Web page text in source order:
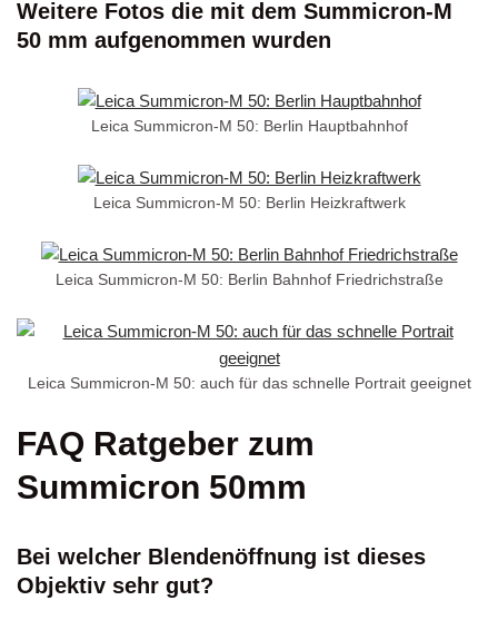
Weitere Fotos die mit dem Summicron-M
50 mm aufgenommen wurden
Leica Summicron-M 50: Berlin Hauptbahnhof
Leica Summicron-M 50: Berlin Heizkraftwerk
Leica Summicron-M 50: Berlin Bahnhof Friedrichstraße
Leica Summicron-M 50: auch für das schnelle Portrait geeignet
FAQ Ratgeber zum
Summicron 50mm
Bei welcher Blendenöffnung ist dieses
Objektiv sehr gut?